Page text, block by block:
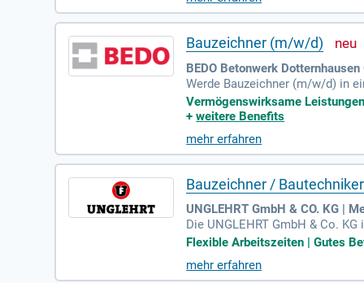
und Zuschüsse zum ÖPNV.
Bauzeichner (m/w/d)
BEDO Betonwerk
Werde Bauzeichner (m/w/d) in
se Fertigteil- und Elementpläne
ng mit internen sowie externen
auf verantwortungsvolle
Vermögenswirksame
+weitere Benefits
mehr erfahren
Bauzeichner /
UNGLEHRT GmbH & CO. KG |
Die UNGLEHRT GmbH & Co.
t. Mit rund 200 Mitarbeitenden
rbeitung in
Flexible Arbeitszeiten | Gutes
mehr erfahren